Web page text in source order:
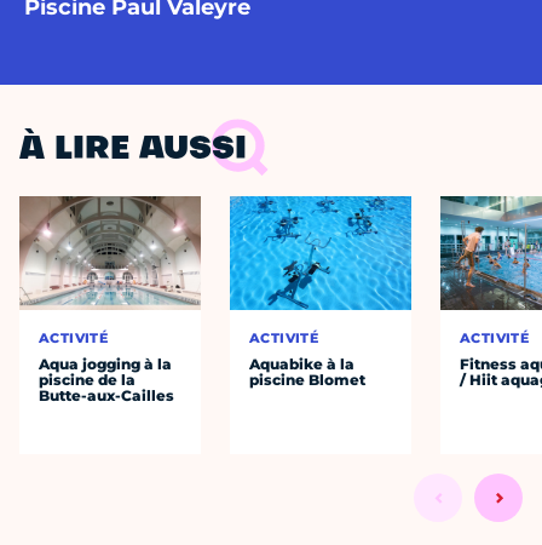
Piscine Paul Valeyre
À LIRE AUSSI
ACTIVITÉ
Aqua jogging à la
piscine de la
Butte-aux-Cailles
ACTIVITÉ
Aquabike à la
piscine Blomet
ACTIVITÉ
Fitness
/ Hiit